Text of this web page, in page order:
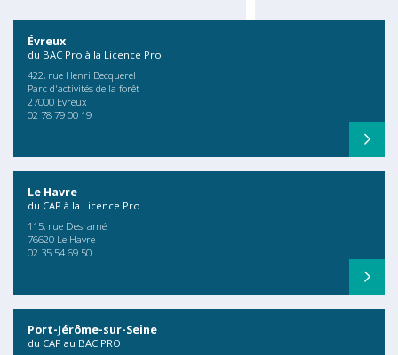
Évreux
du BAC Pro à la Licence Pro
422, rue Henri Becquerel
Parc d'activités de la forêt
27000 Evreux
02 78 79 00 19
Le Havre
du CAP à la Licence Pro
115, rue Desramé
76620 Le Havre
02 35 54 69 50
Port-Jérôme-sur-Seine
du CAP au BAC PRO